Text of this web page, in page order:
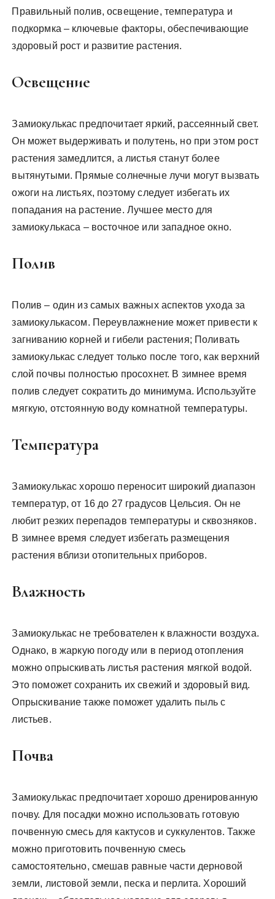
Правильный полив, освещение, температура и
подкормка – ключевые факторы, обеспечивающие
здоровый рост и развитие растения.
Освещение
Замиокулькас предпочитает яркий, рассеянный свет.
Он может выдерживать и полутень, но при этом рост
растения замедлится, а листья станут более
вытянутыми. Прямые солнечные лучи могут вызвать
ожоги на листьях, поэтому следует избегать их
попадания на растение. Лучшее место для
замиокулькаса – восточное или западное окно.
Полив
Полив – один из самых важных аспектов ухода за
замиокулькасом. Переувлажнение может привести к
загниванию корней и гибели растения; Поливать
замиокулькас следует только после того, как верхний
слой почвы полностью просохнет. В зимнее время
полив следует сократить до минимума. Используйте
мягкую, отстоянную воду комнатной температуры.
Температура
Замиокулькас хорошо переносит широкий диапазон
температур, от 16 до 27 градусов Цельсия. Он не
любит резких перепадов температуры и сквозняков.
В зимнее время следует избегать размещения
растения вблизи отопительных приборов.
Влажность
Замиокулькас не требователен к влажности воздуха.
Однако, в жаркую погоду или в период отопления
можно опрыскивать листья растения мягкой водой.
Это поможет сохранить их свежий и здоровый вид.
Опрыскивание также поможет удалить пыль с
листьев.
Почва
Замиокулькас предпочитает хорошо дренированную
почву. Для посадки можно использовать готовую
почвенную смесь для кактусов и суккулентов. Также
можно приготовить почвенную смесь
самостоятельно, смешав равные части дерновой
земли, листовой земли, песка и перлита. Хороший